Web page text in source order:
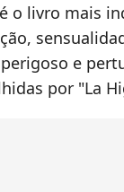
o livro mais
e
por "La